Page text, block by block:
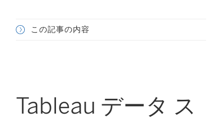
この記事の内容
Tableau データ ス